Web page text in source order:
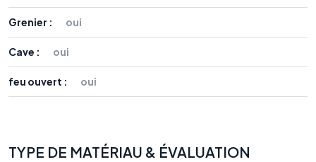
Grenier : oui
Cave : oui
feu ouvert : oui
TYPE DE MATÉRIAU & ÉVALUATION